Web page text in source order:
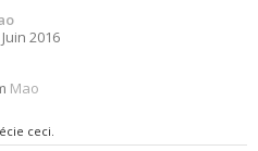
Politique de confidentialité
Juin 2016
Mao
ceci.